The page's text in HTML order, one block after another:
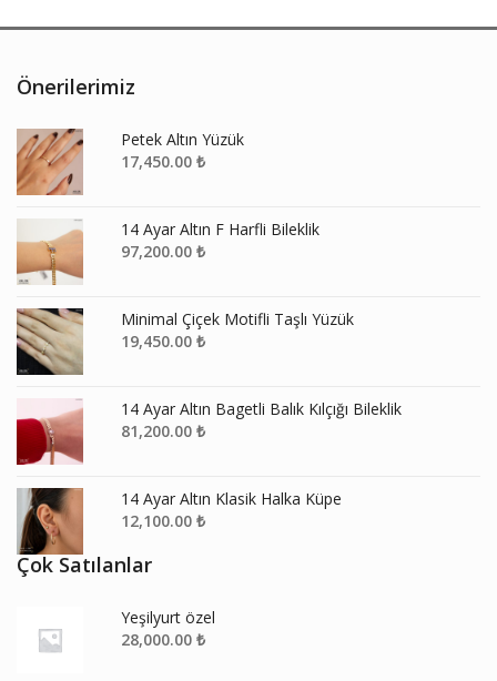
Önerilerimiz
Petek Altın Yüzük
17,450.00 ₺
14 Ayar Altın F Harfli Bileklik
97,200.00 ₺
Minimal Çiçek Motifli Taşlı Yüzük
19,450.00 ₺
14 Ayar Altın Bagetli Balık Kılçığı Bileklik
81,200.00 ₺
14 Ayar Altın Klasik Halka Küpe
12,100.00 ₺
Çok Satılanlar
Yeşilyurt özel
28,000.00 ₺